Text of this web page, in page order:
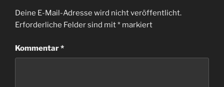
Deine E-Mail-Adresse wird nicht veröffentlicht.
Erforderliche Felder sind mit* markiert
Kommentar*